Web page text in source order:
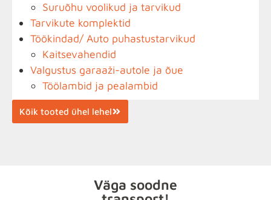
Suruõhu voolikud ja tarvikud
Tarvikute komplektid
Töökindad/ Auto puhastustarvikud
Kaitsevahendid
Valgustus garaaži-autole ja õue
Töölambid ja pealambid
Kõik tooted ühel lehel
Väga soodne